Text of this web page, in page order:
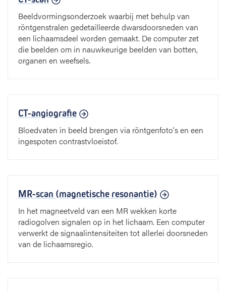
Beeldvormingsonderzoek waarbij met behulp van
röntgenstralen gedetailleerde dwarsdoorsneden van
een lichaamsdeel worden gemaakt. De computer zet
die beelden om in nauwkeurige beelden van botten,
organen en weefsels.
CT-angiografie
Bloedvaten in beeld brengen via röntgenfoto's en een
ingespoten contrastvloeistof.
MR-scan (magnetische resonantie)
In het magneetveld van een MR wekken korte
radiogolven signalen op in het lichaam. Een computer
verwerkt de signaalintensiteiten tot allerlei doorsneden
van de lichaamsregio.